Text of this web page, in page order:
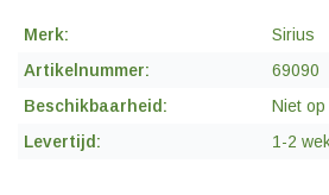
Merk:
Sirius
Artikelnummer:
69090
Beschikbaarheid:
Niet op
Levertijd:
1-2